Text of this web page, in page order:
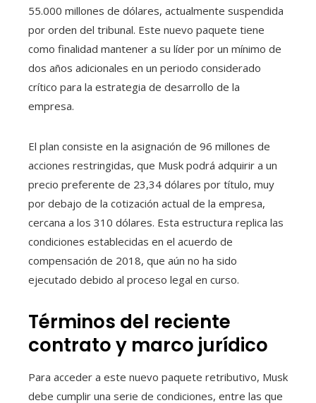
55.000 millones de dólares, actualmente suspendida
por orden del tribunal. Este nuevo paquete tiene
como finalidad mantener a su líder por un mínimo de
dos años adicionales en un periodo considerado
crítico para la estrategia de desarrollo de la
empresa.
El plan consiste en la asignación de 96 millones de
acciones restringidas, que Musk podrá adquirir a un
precio preferente de 23,34 dólares por título, muy
por debajo de la cotización actual de la empresa,
cercana a los 310 dólares. Esta estructura replica las
condiciones establecidas en el acuerdo de
compensación de 2018, que aún no ha sido
ejecutado debido al proceso legal en curso.
Términos del reciente
contrato y marco jurídico
Para acceder a este nuevo paquete retributivo, Musk
debe cumplir una serie de condiciones, entre las que